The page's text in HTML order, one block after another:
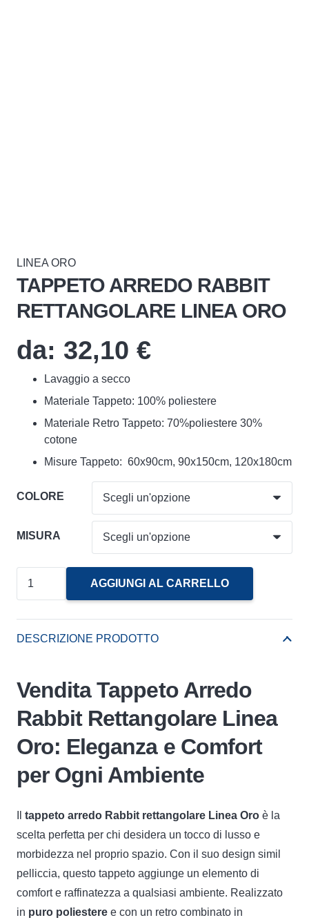
LINEA ORO
TAPPETO ARREDO RABBIT
RETTANGOLARE LINEA ORO
da: 32,10 €
Lavaggio a secco
Materiale Tappeto: 100% poliestere
Materiale Retro Tappeto: 70%poliestere 30%
cotone
Misure Tappeto: 60x90cm, 90x150cm, 120x180cm
COLORE
MISURA
Rettangolare
quantità
AGGIUNGI AL CARRELLO
DESCRIZIONE PRODOTTO
Vendita Tappeto Arredo
Rabbit Rettangolare Linea
Oro: Eleganza e Comfort
per Ogni Ambiente
tappeto arredo Rabbit rettangolare Linea Oro è la
scelta perfetta per chi desidera un tocco di lusso e
morbidezza nel proprio spazio. Con il suo design simil
pelliccia, questo tappeto aggiunge un elemento di
comfort e raffinatezza a qualsiasi ambiente. Realizzato
in puro poliestere e con un retro combinato in